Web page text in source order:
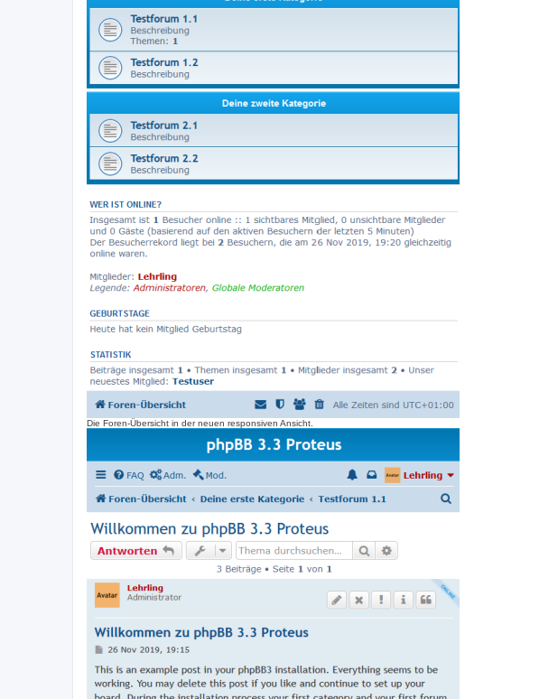
Die Foren-Übersicht in der neuen responsiven Ansicht.